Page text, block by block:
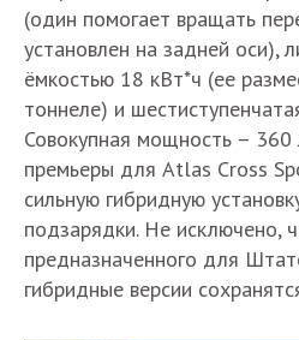
(один помогает вращать
установлен на задней оси),
ёмкостью 18 кВт*ч (ее
тоннеле) и
Совокупная мощность – 360
премьеры для Atlas Cross
сильную гибридную
подзарядки. Не исключено,
предназначенного для
гибридные версии